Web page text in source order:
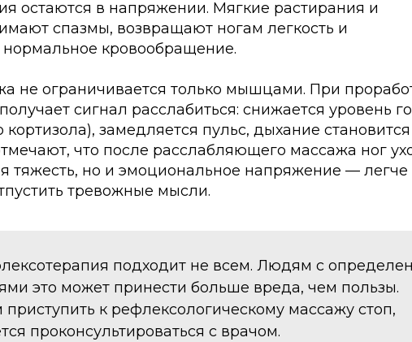
остаются в напряжении. Мягкие растирания и
спазмы, возвращают ногам легкость и
нормальное кровообращение.
не ограничивается только мышцами. При
сигнал расслабиться: снижается уровень
кортизола), замедляется пульс, дыхание
что после расслабляющего массажа ног
тяжесть, но и эмоциональное напряжение — легче
тревожные мысли.
подходит не всем. Людям с
это может принести больше вреда, чем пользы.
к рефлексологическому массажу стоп,
проконсультироваться с врачом.